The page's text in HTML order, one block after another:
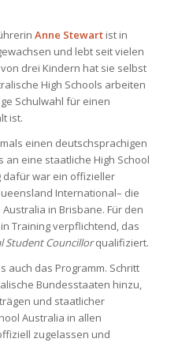
Anne Stewartist in
und lebt seit vielen
drei Kindern hat sie selbst
High Schools arbeiten
Schulwahl für einen
ist.
einen deutschsprachigen
an eine staatliche High School
dafür war ein offizieller
International– die
in Brisbane. Für den
Training verpflichtend, das
Student Councillorqualifiziert.
auch das Programm. Schritt
Bundesstaaten hinzu,
und staatlicher
Australia in allen
zugelassen und